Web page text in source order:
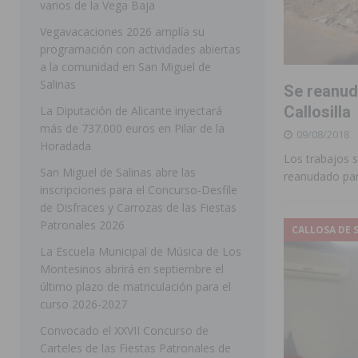
[ 05/08/2026 ]
Orihuela ultima diferentes soluciones
CEIP Virgen de la Puerta
ORIHUELA
[ 05/08/2026 ] Sanidad Orihuela llama a observar el
los desplazamientos
ORIHUELA
Orihuela acogerá una sesión
ORIHUELA
[ 06/08/2026 ]
Redován presenta la programación de
[ 06/08/2026 ] El PSOE denuncia una nueva prórroga
[ 06/08/2026 ]
La Diputación destina dos millones
ellos varios de la Vega Baja
[ 06/08/2026 ] Vegavacaciones 2026 amplía su
Se
Callosilla
09/08/2018
Los trabajos
reanudado
CALLOSA DE
varios de la Vega Baja
Vegavacaciones 2026 amplía su
programación con actividades abiertas
a la comunidad en San Miguel de
Salinas
La Diputación de Alicante inyectará
más de 737.000 euros en Pilar de la
Horadada
San Miguel de Salinas abre las
inscripciones para el Concurso-Desfile
de Disfraces y Carrozas de las Fiestas
Patronales 2026
La Escuela Municipal de Música de Los
Montesinos abrirá en septiembre el
último plazo de matriculación para el
curso 2026-2027
Convocado el XXVII Concurso de
Carteles de las Fiestas Patronales de